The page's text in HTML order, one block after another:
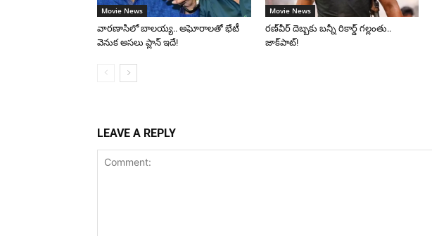
Movie News
వారణాసిలో బాలయ్య.. అఘోరాలతో భేటీ
వెనుక అసలు ప్లాన్ ఇదే!
Movie News
రణ్‌వీర్ దెబ్బకు బన్నీ రికార్డ్ గల్లంతు..
జాక్‌పాట్!
LEAVE A REPLY